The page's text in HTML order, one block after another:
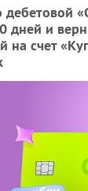
дебетовой
дней и
на счет